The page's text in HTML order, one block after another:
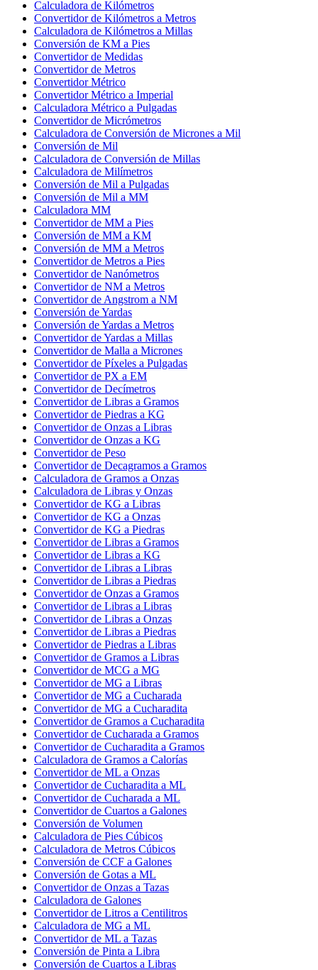
Calculadora de Kilómetros
Convertidor de Kilómetros a Metros
Calculadora de Kilómetros a Millas
Conversión de KM a Pies
Convertidor de Medidas
Convertidor de Metros
Convertidor Métrico
Convertidor Métrico a Imperial
Calculadora Métrico a Pulgadas
Convertidor de Micrómetros
Calculadora de Conversión de Micrones a Mil
Conversión de Mil
Calculadora de Conversión de Millas
Calculadora de Milímetros
Conversión de Mil a Pulgadas
Conversión de Mil a MM
Calculadora MM
Convertidor de MM a Pies
Conversión de MM a KM
Conversión de MM a Metros
Convertidor de Metros a Pies
Convertidor de Nanómetros
Convertidor de NM a Metros
Convertidor de Angstrom a NM
Conversión de Yardas
Conversión de Yardas a Metros
Convertidor de Yardas a Millas
Convertidor de Malla a Micrones
Convertidor de Píxeles a Pulgadas
Convertidor de PX a EM
Convertidor de Decímetros
Convertidor de Libras a Gramos
Convertidor de Piedras a KG
Convertidor de Onzas a Libras
Convertidor de Onzas a KG
Convertidor de Peso
Convertidor de Decagramos a Gramos
Calculadora de Gramos a Onzas
Calculadora de Libras y Onzas
Convertidor de KG a Libras
Convertidor de KG a Onzas
Convertidor de KG a Piedras
Convertidor de Libras a Gramos
Convertidor de Libras a KG
Convertidor de Libras a Libras
Convertidor de Libras a Piedras
Convertidor de Onzas a Gramos
Convertidor de Libras a Libras
Convertidor de Libras a Onzas
Convertidor de Libras a Piedras
Convertidor de Piedras a Libras
Convertidor de Gramos a Libras
Convertidor de MCG a MG
Convertidor de MG a Libras
Convertidor de MG a Cucharada
Convertidor de MG a Cucharadita
Convertidor de Gramos a Cucharadita
Convertidor de Cucharada a Gramos
Convertidor de Cucharadita a Gramos
Calculadora de Gramos a Calorías
Convertidor de ML a Onzas
Convertidor de Cucharadita a ML
Convertidor de Cucharada a ML
Convertidor de Cuartos a Galones
Conversión de Volumen
Calculadora de Pies Cúbicos
Calculadora de Metros Cúbicos
Conversión de CCF a Galones
Conversión de Gotas a ML
Convertidor de Onzas a Tazas
Calculadora de Galones
Convertidor de Litros a Centilitros
Calculadora de MG a ML
Convertidor de ML a Tazas
Conversión de Pinta a Libra
Conversión de Cuartos a Libras